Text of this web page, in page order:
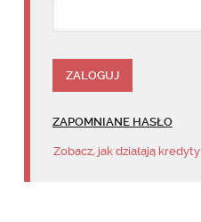
ZAPOMNIANE HASŁO
Zobacz, jak działają kredyty